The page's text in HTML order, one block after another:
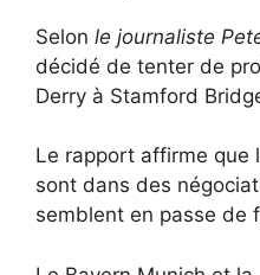
Selon le journaliste
décidé de tenter de
Derry à Stamford
Le rapport affirme que
sont dans des
semblent en passe de